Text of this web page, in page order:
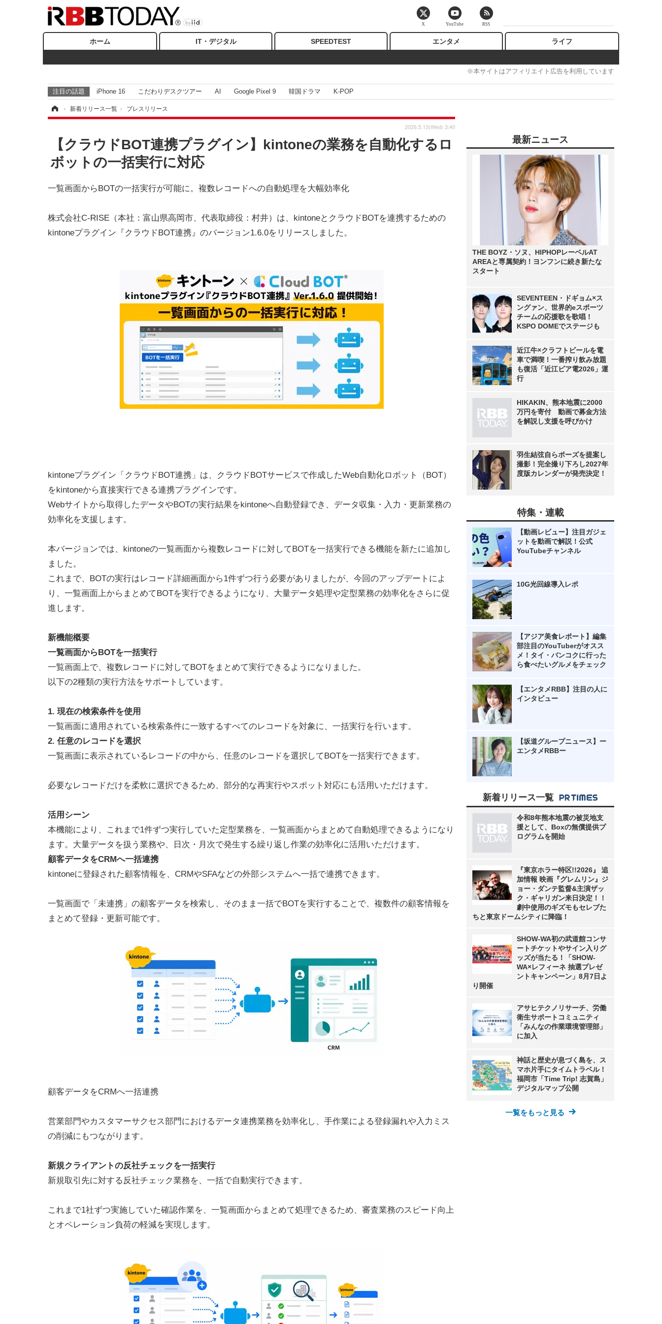
ホーム IT・デジタル SPEEDTEST エンタメ ライフ
※本サイトはアフィリエイト広告を利用しています
注目の話題 iPhone 16 こだわりデスクツアー AI Google Pixel 9 韓国ドラマ K-POP
› 新着リリース一覧 › プレスリリース
【クラウドBOT連携プラグイン】kintoneの業務を自動化するロ
ボットの一括実行に対応
2026.5.13(Wed) 3:40
一覧画面からBOTの一括実行が可能に。複数レコードへの自動処理を大幅効率化
株式会社C-RISE（本社：富山県高岡市、代表取締役：村井）は、kintoneとクラウドBOTを連携するための
kintoneプラグイン『クラウドBOT連携』のバージョン1.6.0をリリースしました。
kintoneプラグイン「クラウドBOT連携」は、クラウドBOTサービスで作成したWeb自動化ロボット（BOT）
をkintoneから直接実行できる連携プラグインです。
Webサイトから取得したデータやBOTの実行結果をkintoneへ自動登録でき、データ収集・入力・更新業務の
効率化を支援します。
本バージョンでは、kintoneの一覧画面から複数レコードに対してBOTを一括実行できる機能を新たに追加し
ました。
これまで、BOTの実行はレコード詳細画面から1件ずつ行う必要がありましたが、今回のアップデートによ
り、一覧画面上からまとめてBOTを実行できるようになり、大量データ処理や定型業務の効率化をさらに促
進します。
新機能概要
一覧画面からBOTを一括実行
一覧画面上で、複数レコードに対してBOTをまとめて実行できるようになりました。
以下の2種類の実行方法をサポートしています。
1. 現在の検索条件を使用
一覧画面に適用されている検索条件に一致するすべてのレコードを対象に、一括実行を行います。
2. 任意のレコードを選択
一覧画面に表示されているレコードの中から、任意のレコードを選択してBOTを一括実行できます。
必要なレコードだけを柔軟に選択できるため、部分的な再実行やスポット対応にも活用いただけます。
活用シーン
本機能により、これまで1件ずつ実行していた定型業務を、一覧画面からまとめて自動処理できるようになり
ます。大量データを扱う業務や、日次・月次で発生する繰り返し作業の効率化に活用いただけます。
顧客データをCRMへ一括連携
kintoneに登録された顧客情報を、CRMやSFAなどの外部システムへ一括で連携できます。
一覧画面で「未連携」の顧客データを検索し、そのまま一括でBOTを実行することで、複数件の顧客情報を
まとめて登録・更新可能です。
顧客データをCRMへ一括連携
営業部門やカスタマーサクセス部門におけるデータ連携業務を効率化し、手作業による登録漏れや入力ミス
の削減にもつながります。
新規クライアントの反社チェックを一括実行
新規取引先に対する反社チェック業務を、一括で自動実行できます。
これまで1社ずつ実施していた確認作業を、一覧画面からまとめて処理できるため、審査業務のスピード向上
とオペレーション負荷の軽減を実現します。
最新ニュース
THE BOYZ・ソヌ、HIPHOPレーベルAT
AREAと専属契約！ヨンフンに続き新たな
スタート
SEVENTEEN・ドギョム×ス
ングァン、世界的eスポーツ
チームの応援歌を歌唱！
KSPO DOMEでステージも
近江牛×クラフトビールを電
車で満喫！一番搾り飲み放題
も復活「近江ビア電2026」運
行
HIKAKIN、熊本地震に2000
万円を寄付 動画で募金方法
を解説し支援を呼びかけ
羽生結弦自らポーズを提案し
撮影！完全撮り下ろし2027年
度版カレンダーが発売決定！
特集・連載
【動画レビュー】注目ガジェ
ットを動画で解説！公式
YouTubeチャンネル
10G光回線導入レポ
【アジア美食レポート】編集
部注目のYouTuberがオスス
メ！タイ・バンコクに行った
ら食べたいグルメをチェック
【エンタメRBB】注目の人に
インタビュー
【坂道グループニュース】ー
エンタメRBBー
新着リリース一覧
令和8年熊本地震の被災地支
援として、Boxの無償提供プ
ログラムを開始
『東京ホラー特区!!2026』 追
加情報 映画『グレムリン』ジ
ョー・ダンテ監督&主演ザッ
ク・ギャリガン来日決定！！
劇中使用のギズモもセレブた
ちと東京ドームシティに降臨！
SHOW-WA初の武道館コンサ
ートチケットやサイン入りグ
ッズが当たる！「SHOW-
WA×レフィーネ 抽選プレゼ
ントキャンペーン」8月7日よ
り開催
アサヒテクノリサーチ、労働
衛生サポートコミュニティ
「みんなの作業環境管理部」
に加入
神話と歴史が息づく島を、ス
マホ片手にタイムトラベル！
福岡市「Time Trip! 志賀島」
デジタルマップ公開
一覧をもっと見る
X YouTube RSS